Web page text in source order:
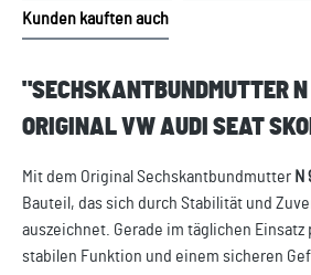
Kunden kauften auch
"SECHSKANTBUNDMUTTER
ORIGINAL VW AUDI SEAT
Mit dem Original Sechskantbundmutter N
Bauteil, das sich durch Stabilität und
auszeichnet. Gerade im täglichen
stabilen Funktion und einem sicheren